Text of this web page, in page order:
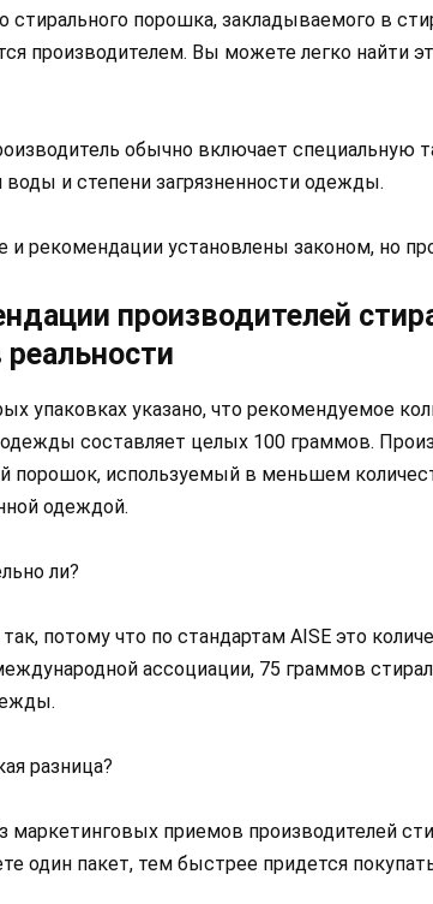
стирального порошка, закладываемого в
производителем. Вы можете легко найти
обычно включает специальную
и степени загрязненности одежды.
и рекомендации установлены законом, но
производителей
реальности
упаковках указано, что рекомендуемое
одежды составляет целых 100 граммов.
порошок, используемый в меньшем
одеждой.
ли?
потому что по стандартам AISE это
ассоциации, 75 граммов
разница?
маркетинговых приемов производителей
один пакет, тем быстрее придется